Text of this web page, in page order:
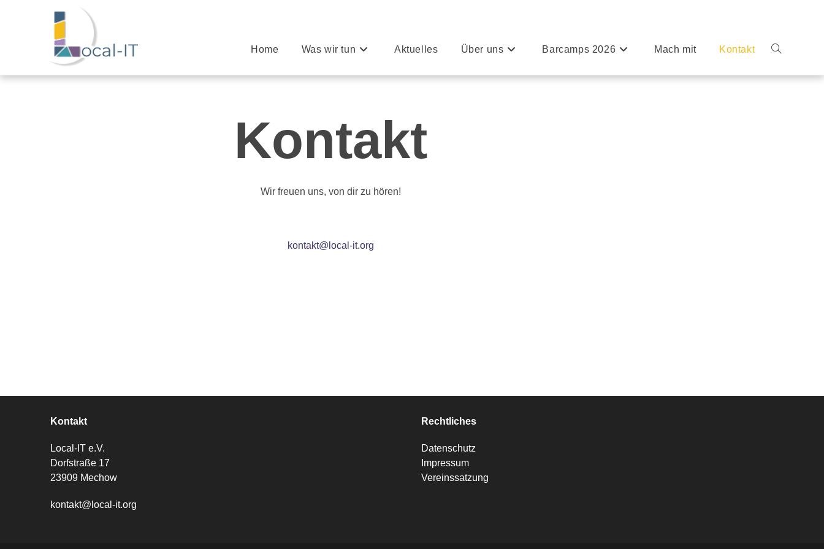
Home Was wir tun Aktuelles Über uns Barcamps 2026 Mach mit Kontakt
Kontakt
Wir freuen uns, von dir zu hören!
kontakt@local-it.org
Kontakt
Local-IT e.V.
Dorfstraße 17
23909 Mechow
kontakt@local-it.org
Rechtliches
Datenschutz
Impressum
Vereinssatzung